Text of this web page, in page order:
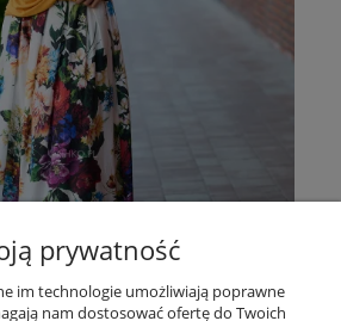
prywatność
im technologie umożliwiają poprawne
nam dostosować ofertę do Twoich